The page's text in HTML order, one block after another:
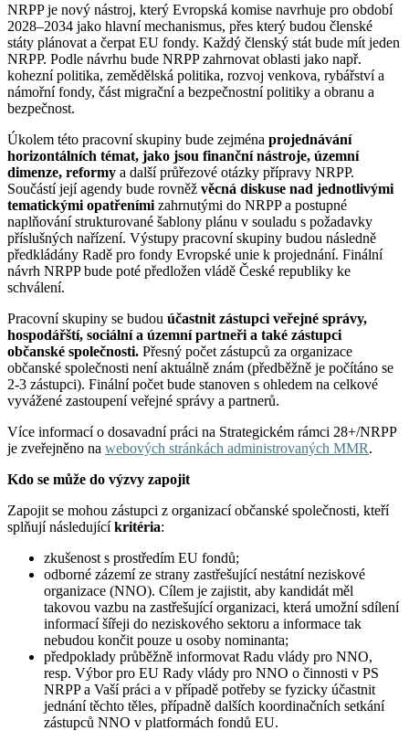
NRPP je nový nástroj, který Evropská komise navrhuje pro období
2028–2034 jako hlavní mechanismus, přes který budou členské
státy plánovat a čerpat EU fondy. Každý členský stát bude mít jeden
NRPP. Podle návrhu bude NRPP zahrnovat oblasti jako např.
kohezní politika, zemědělská politika, rozvoj venkova, rybářství a
námořní fondy, část migrační a bezpečnostní politiky a obranu a
bezpečnost.
Úkolem této pracovní skupiny bude zejména projednávání
horizontálních témat, jako jsou finanční nástroje, územní
dimenze, reformy a další průřezové otázky přípravy NRPP.
Součástí její agendy bude rovněž věcná diskuse nad jednotlivými
tematickými opatřeními zahrnutými do NRPP a postupné
naplňování strukturované šablony plánu v souladu s požadavky
příslušných nařízení. Výstupy pracovní skupiny budou následně
předkládány Radě pro fondy Evropské unie k projednání. Finální
návrh NRPP bude poté předložen vládě České republiky ke
schválení.
Pracovní skupiny se budou účastnit zástupci veřejné správy,
hospodářští, sociální a územní partneři a také zástupci
občanské společnosti. Přesný počet zástupců za organizace
občanské společnosti není aktuálně znám (předběžně je počítáno se
2-3 zástupci). Finální počet bude stanoven s ohledem na celkové
vyvážené zastoupení veřejné správy a partnerů.
Více informací o dosavadní práci na Strategickém rámci 28+/NRPP
je zveřejněno na webových stránkách administrovaných MMR.
Kdo se může do výzvy zapojit
Zapojit se mohou zástupci z organizací občanské společnosti, kteří
splňují následujícíkritéria:
zkušenost s prostředím EU fondů;
odborné zázemí ze strany zastřešující nestátní neziskové
organizace (NNO). Cílem je zajistit, aby kandidát měl
takovou vazbu na zastřešující organizaci, která umožní sdílení
informací šířeji do neziskového sektoru a informace tak
nebudou končit pouze u osoby nominanta;
předpoklady průběžně informovat Radu vlády pro NNO,
resp. Výbor pro EU Rady vlády pro NNO o činnosti v PS
NRPP a Vaší práci a v případě potřeby se fyzicky účastnit
jednání těchto těles, případně dalších koordinačních setkání
zástupců NNO v platformách fondů EU.